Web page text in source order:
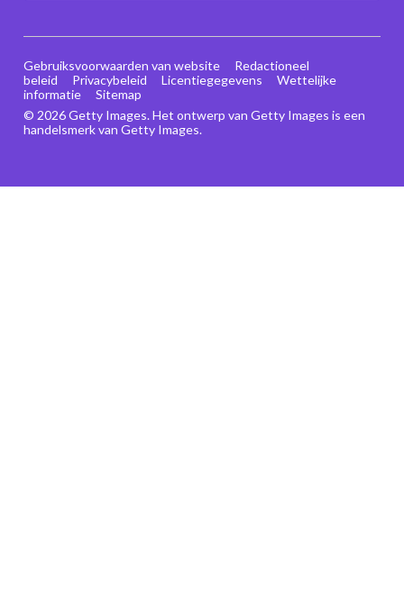
© 2026 Getty Images. Het ontwerp van Getty Images is een
handelsmerk van Getty Images.
Gebruiksvoorwaarden van website
Redactioneel
beleid
Privacybeleid Licentiegegevens
Wettelijke
informatie
Sitemap